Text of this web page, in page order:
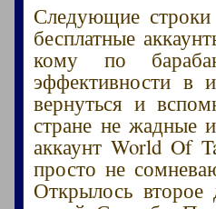
Следующие
бесплатные
кому по
эффективности в
вернуться и
стране не жадные
аккаунт World Of
просто не
Открылось второе